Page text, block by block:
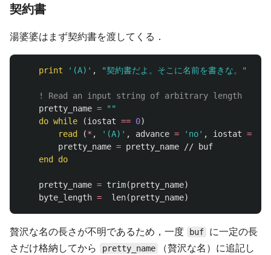
契約書
湯婆婆はまず契約書を渡してくる．
print '(A)' , "契約書だよ。そこに名前を書きな。"
! Read an input string of arbitrary length
pretty_name =
""
do while (iostat == 0)
read
(* , '(A)' , advance = 'no' , iostat =
pretty_name = pretty_name //
buf
end
do
pretty_name = trim(pretty_name)
byte_length = len(pretty_name)
贅沢な名の長さが不明であるため，一度 buf
に一定の長
さだけ格納してから
pretty_name
（贅沢な名）に追記し